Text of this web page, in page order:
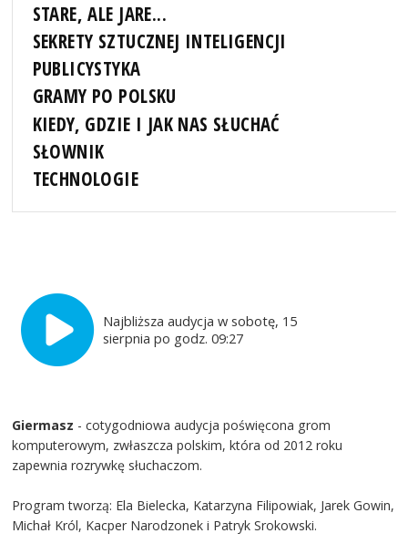
STARE, ALE JARE...
SEKRETY SZTUCZNEJ INTELIGENCJI
PUBLICYSTYKA
GRAMY PO POLSKU
KIEDY, GDZIE I JAK NAS SŁUCHAĆ
SŁOWNIK
TECHNOLOGIE
Najbliższa audycja w sobotę, 15
sierpnia po godz. 09:27
Giermasz - cotygodniowa audycja poświęcona grom
komputerowym, zwłaszcza polskim, która od 2012 roku
zapewnia rozrywkę słuchaczom.
Program tworzą: Ela Bielecka, Katarzyna Filipowiak, Jarek Gowin,
Michał Król, Kacper Narodzonek i Patryk Srokowski.